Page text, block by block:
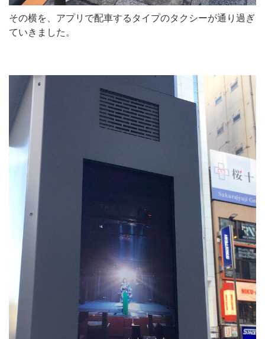
その横を、アプリで配車するタイプのタクシーが通り過ぎ
ていきました。